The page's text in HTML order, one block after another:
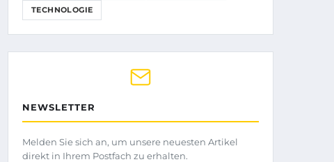
TECHNOLOGIE
NEWSLETTER
Melden Sie sich an, um unsere neuesten Artikel
direkt in Ihrem Postfach zu erhalten.